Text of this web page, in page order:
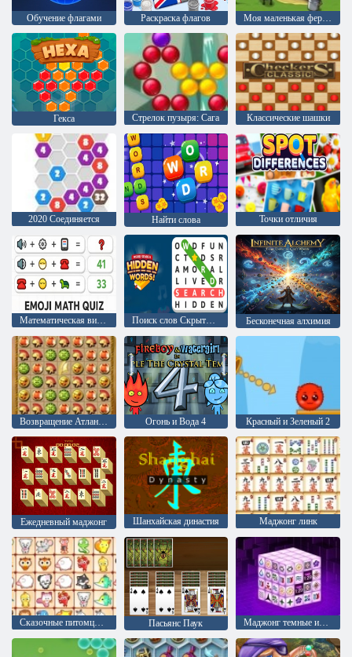
Обучение флагами Раскраска флагов
Гекса Стрелок пузыря: Сага Классические шашки
2020 Соединяется Найти слова Точки отличия
Поиск слов Скрытые слова Бесконечная алхимия
Огонь и Вода 4 Красный и Зеленый 2
Ежедневный маджонг Шанхайская династия Маджонг линк
Сказочные питомцы связь Пасьянс Паук Маджонг темные измерения